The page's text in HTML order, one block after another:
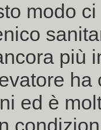
modo
più
ed è